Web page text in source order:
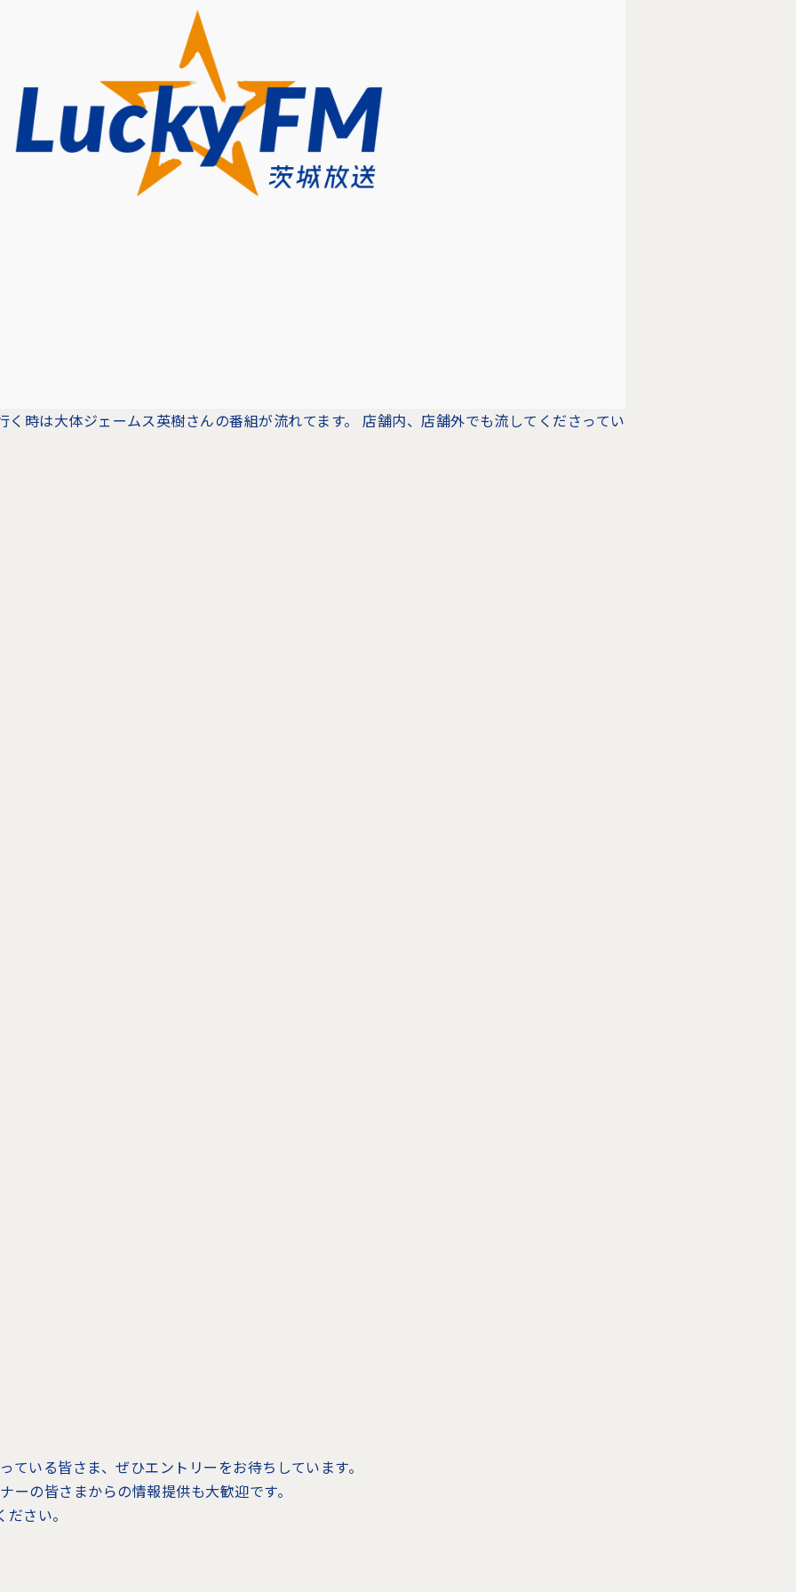
時は大体ジェームス英樹さんの番組が流れてます。 店舗内、店舗外でも流してくださってい
いる皆さま、ぜひエントリーをお待ちしています。
の皆さまからの情報提供も大歓迎です。
さい。